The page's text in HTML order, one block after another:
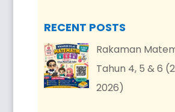
RECENT POSTS
Rakaman
Tahun 4, 5 & 6
2026)